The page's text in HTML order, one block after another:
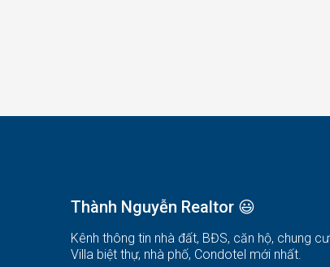
Thành Nguyễn Realtor 😃
Kênh thông tin nhà đất, BĐS, căn hộ, chung cư
Villa biệt thự, nhà phố, Condotel mới nhất.